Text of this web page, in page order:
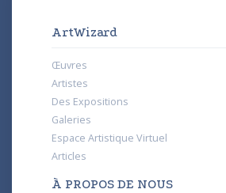
ArtWizard
Œuvres
Artistes
Des Expositions
Galeries
Espace Artistique Virtuel
Articles
À PROPOS DE NOUS